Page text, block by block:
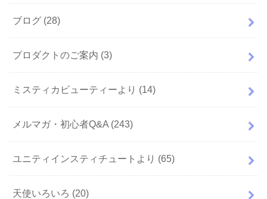
ブログ (28)
プロダクトのご案内 (3)
ミスティカビューティーより (14)
メルマガ・初心者Q&A (243)
ユニティインスティチュートより (65)
天使いろいろ (20)